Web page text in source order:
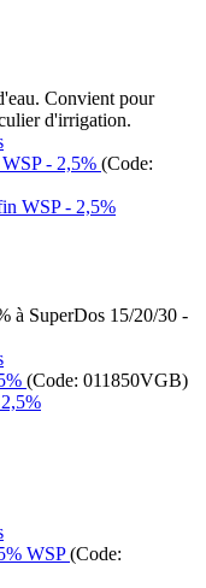
Convient pour
d'irrigation.
- 2,5% (Code:
à SuperDos 15/20/30 -
(Code: 011850VGB)
WSP(Code: